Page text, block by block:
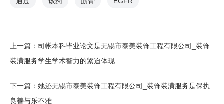
上一篇： 司帐本科毕业论文是无锡市泰美装饰工程有限公司_装饰
装潢服务学生学术智力的紧迫体现
下一篇： 她还无锡市泰美装饰工程有限公司_装饰装潢服务是保执
良善与乐不雅